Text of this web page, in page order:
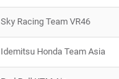
Sky Racing Team VR46
Idemitsu Honda Team Asia